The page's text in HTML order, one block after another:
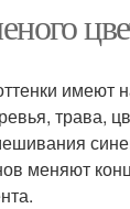
имеют
трава,
меняют